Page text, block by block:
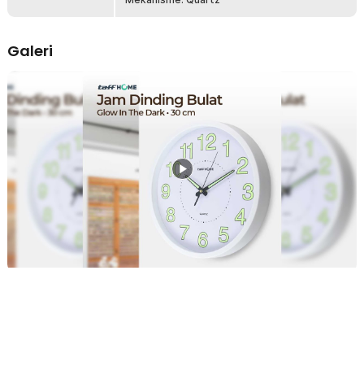
Buka peluang usaha dengan menjual produk berlogo sendiri! Kami
menyediakan layanan cetak logo custom untuk produk jam dinding
ini. Hubungi sales kami sekarang untuk konsultasi dan penawaran harga
Ketentuan Layanan
MOQ (Minimal Order Quantity) – 2000 PCS.
File logo harus dikirim dalam format PDF, Vector, PNG atau JPEG
resolusi tinggi.
Revisi desain hanya berlaku sebelum proses produksi dimulai.
Galeri